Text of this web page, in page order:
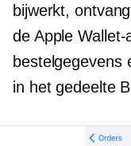
bijwerkt,
de Apple
bestelgegevens
in het gedeelte